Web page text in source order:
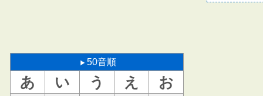
50音順
あ い う え
お